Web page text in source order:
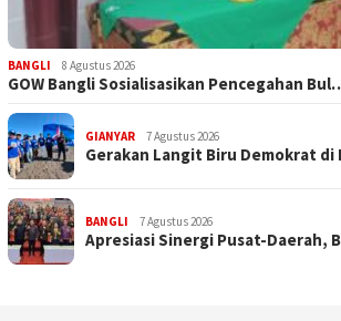
BANGLI 8 Agustus 2026
GOW Bangli Sosialisasikan Pencegahan
GIANYAR 7 Agustus 2026
Gerakan Langit Biru Demokrat
BANGLI 7 Agustus 2026
Apresiasi Sinergi Pusat-Daerah,